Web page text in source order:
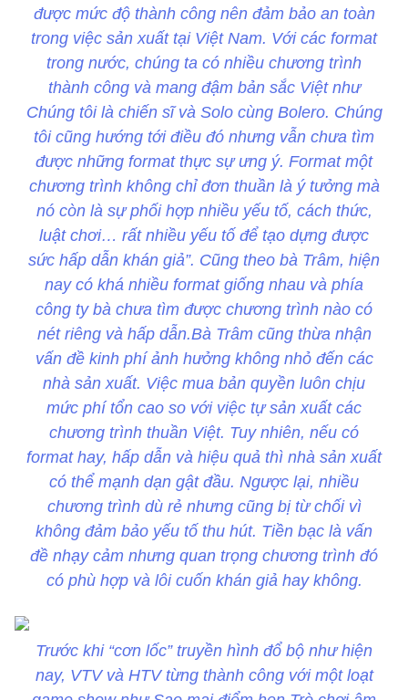
được mức độ thành công nên đảm bảo an toàn
trong việc sản xuất tại Việt Nam. Với các format
trong nước, chúng ta có nhiều chương trình
thành công và mang đậm bản sắc Việt như
Chúng tôi là chiến sĩ và Solo cùng Bolero. Chúng
tôi cũng hướng tới điều đó nhưng vẫn chưa tìm
được những format thực sự ưng ý. Format một
chương trình không chỉ đơn thuần là ý tưởng mà
nó còn là sự phối hợp nhiều yếu tố, cách thức,
luật chơi… rất nhiều yếu tố để tạo dựng được
sức hấp dẫn khán giả”. Cũng theo bà Trâm, hiện
nay có khá nhiều format giống nhau và phía
công ty bà chưa tìm được chương trình nào có
nét riêng và hấp dẫn.Bà Trâm cũng thừa nhận
vấn đề kinh phí ảnh hưởng không nhỏ đến các
nhà sản xuất. Việc mua bản quyền luôn chịu
mức phí tổn cao so với việc tự sản xuất các
chương trình thuần Việt. Tuy nhiên, nếu có
format hay, hấp dẫn và hiệu quả thì nhà sản xuất
có thể mạnh dạn gật đầu. Ngược lại, nhiều
chương trình dù rẻ nhưng cũng bị từ chối vì
không đảm bảo yếu tố thu hút. Tiền bạc là vấn
đề nhạy cảm nhưng quan trọng chương trình đó
có phù hợp và lôi cuốn khán giả hay không.
Trước khi “cơn lốc” truyền hình đổ bộ như hiện
nay, VTV và HTV từng thành công với một loạt